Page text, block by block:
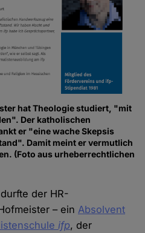
hat Theologie studiert, "mit
Der katholischen
er "eine wache Skepsis
Damit meint er vermutlich
(Foto aus urheberrechtlichen
der HR-
– einAbsolvent
ifp, der